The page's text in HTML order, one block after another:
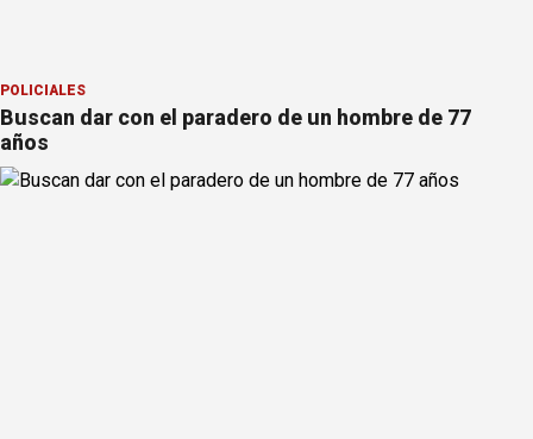
POLICIALES
Buscan dar con el paradero de un hombre de 77
años